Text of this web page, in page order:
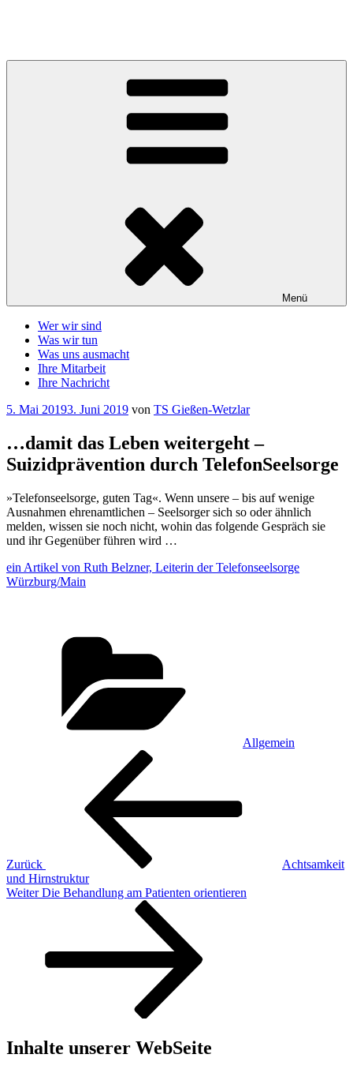
Menü
Wer wir sind
Was wir tun
Was uns ausmacht
Ihre Mitarbeit
Ihre Nachricht
Veröffentlicht
5. Mai 20193. Juni 2019 von TS Gießen-Wetzlar
…damit das Leben weitergeht –
Suizidprävention durch TelefonSeelsorge
»Telefonseelsorge, guten Tag«. Wenn unsere – bis auf wenige
Ausnahmen ehrenamtlichen – Seelsorger sich so oder ähnlich
melden, wissen sie noch nicht, wohin das folgende Gespräch sie
und ihr Gegenüber führen wird …
ein Artikel von Ruth Belzner, Leiterin der Telefonseelsorge
Würzburg/Main
Allgemein
Beitragsnavigation
Zurück
Achtsamkeit
und Hirnstruktur
Nächster
Weiter Die Behandlung am Patienten orientieren
Inhalte unserer WebSeite